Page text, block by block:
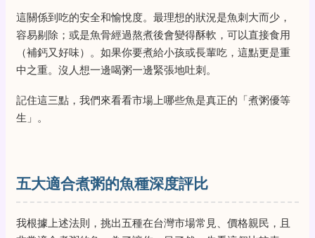
這關係到吃的安全和愉悅度。最理想的狀況是魚刺大而少，
容易剔除；或是魚骨經過熬煮後會變得酥軟，可以直接食用
（補鈣又好味）。如果你要煮給小孩或長輩吃，這點更是重
中之重。沒人想一邊喝粥一邊緊張地吐刺。
記住這三點，我們來看看市場上哪些魚是真正的「煮粥優等
生」。
五大適合煮粥的魚種深度評比
我根據上述法則，挑出五種在台灣市場常見、價格親民，且